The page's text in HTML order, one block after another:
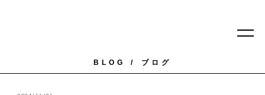
BLOG ブログ